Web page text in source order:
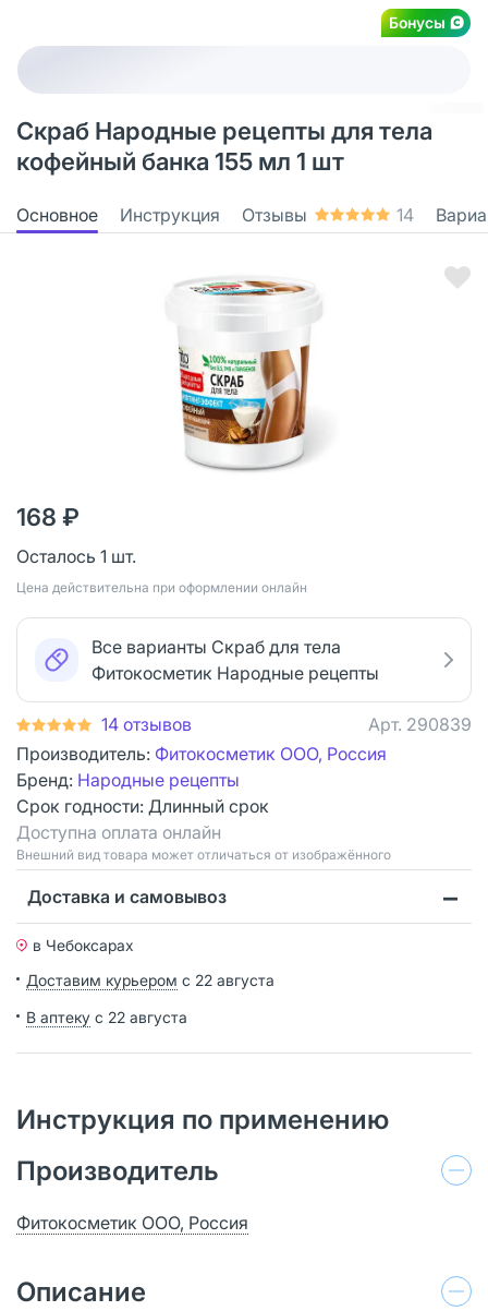
Бонусы
Скраб Народные рецепты для тела
кофейный банка 155 мл 1 шт
Основное Инструкция Отзывы 14
168 ₽
Осталось 1 шт.
Цена действительна при оформлении онлайн
Все варианты Скраб для тела
Фитокосметик Народные рецепты
14 отзывов Арт. 290839
Производитель: Фитокосметик ООО, Россия
Бренд: Народные рецепты
Срок годности: Длинный срок
Доступна оплата онлайн
Bнешний вид товара может отличаться от изображённого
Доставка и самовывоз
в Чебоксарах
Доставим курьером с 22 августа
В аптеку с 22 августа
Инструкция по применению
Производитель
Фитокосметик ООО, Россия
Описание